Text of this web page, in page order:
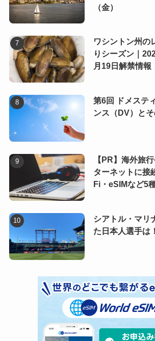
（金）
ワシントン州の
りシーズン｜
月19日解禁情報
第6回 ドメステ
ンス（DV）と
【PR】海外旅
ターネットに接
Fi・eSIMなど5
シアトル・マリ
た日本人選手は